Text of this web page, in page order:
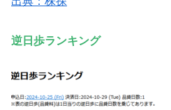
逆日歩ランキング